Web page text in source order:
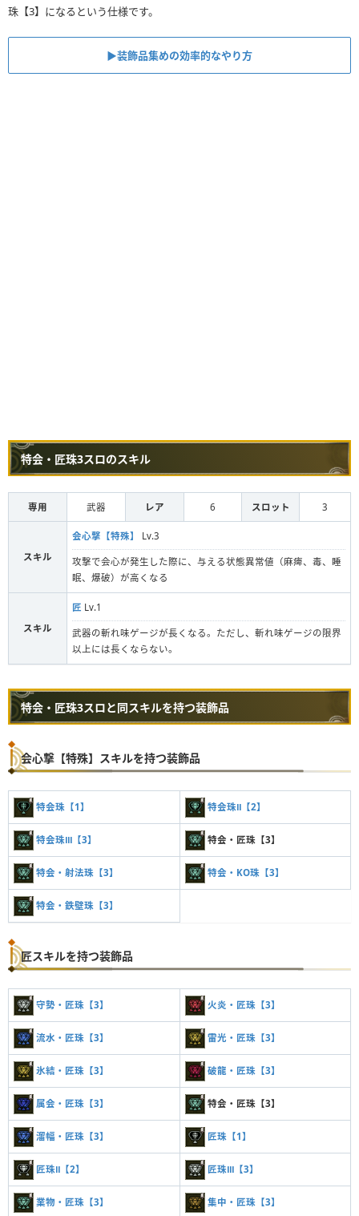
珠【3】になるという仕様です。
▶︎装飾品集めの効率的なやり方
特会・匠珠3スロのスキル
専用 武器 レア 6 スロット 3
スキル
会心撃【特殊】 Lv.3
攻撃で会心が発生した際に、与える状態異常値（麻痺、毒、睡
眠、爆破）が高くなる
スキル
匠 Lv.1
武器の斬れ味ゲージが長くなる。ただし、斬れ味ゲージの限界
以上には長くならない。
特会・匠珠3スロと同スキルを持つ装飾品
会心撃【特殊】スキルを持つ装飾品
特会珠【1】 特会珠Ⅱ【2】
特会珠Ⅲ【3】 特会・匠珠【3】
特会・射法珠【3】 特会・KO珠【3】
特会・鉄壁珠【3】
匠スキルを持つ装飾品
守勢・匠珠【3】 火炎・匠珠【3】
流水・匠珠【3】 雷光・匠珠【3】
氷結・匠珠【3】 破龍・匠珠【3】
属会・匠珠【3】 特会・匠珠【3】
溜幅・匠珠【3】 匠珠【1】
匠珠Ⅱ【2】 匠珠Ⅲ【3】
業物・匠珠【3】 集中・匠珠【3】